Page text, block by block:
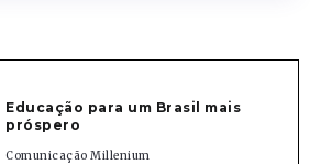
Educação para um Brasil mais
próspero
Comunicação Millenium